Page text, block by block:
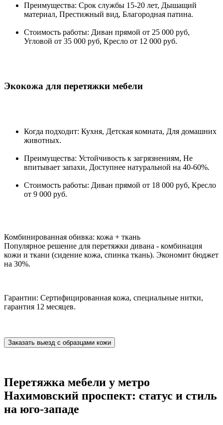
Преимущества: Срок службы 15-20 лет, Дышащий
материал, Престижный вид, Благородная патина.
Стоимость работы: Диван прямой от 25 000 руб,
Угловой от 35 000 руб, Кресло от 12 000 руб.
Экокожа для перетяжки мебели
Когда подходит: Кухня, Детская комната, Для домашних
животных.
Преимущества: Устойчивость к загрязнениям, Не
впитывает запахи, Доступнее натуральной на 40-60%.
Стоимость работы: Диван прямой от 18 000 руб, Кресло
от 9 000 руб.
Комбинированная обивка: кожа + ткань
Популярное решение для перетяжки дивана - комбинация
кожи и ткани (сидение кожа, спинка ткань). Экономит бюджет
на 30%.
Гарантии: Сертифицированная кожа, специальные нитки,
гарантия 12 месяцев.
Заказать выезд с образцами кожи
Перетяжка мебели у метро
Нахимовский проспект: статус и стиль
на юго-западе